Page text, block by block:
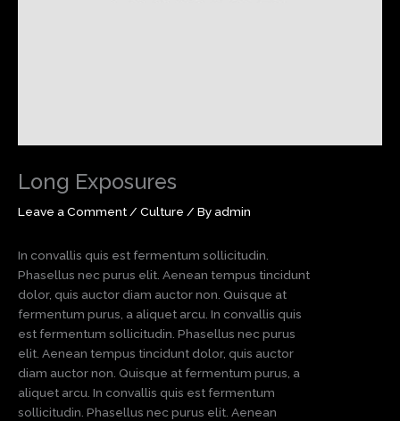
Long Exposures
Leave a Comment/ Culture / Byadmin
In convallis quis est fermentum sollicitudin.
Phasellus nec purus elit. Aenean tempus tincidunt
dolor, quis auctor diam auctor non. Quisque at
fermentum purus, a aliquet arcu. In convallis quis
est fermentum sollicitudin. Phasellus nec purus
elit. Aenean tempus tincidunt dolor, quis auctor
diam auctor non. Quisque at fermentum purus, a
aliquet arcu. In convallis quis est fermentum
sollicitudin. Phasellus nec purus elit. Aenean